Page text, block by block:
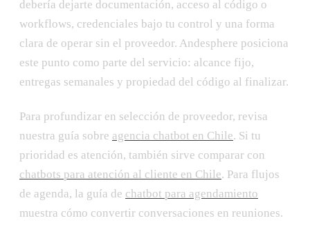
debería dejarte documentación, acceso al código o
workflows, credenciales bajo tu control y una forma
clara de operar sin el proveedor. Andesphere posiciona
este punto como parte del servicio: alcance fijo,
entregas semanales y propiedad del código al finalizar.
Para profundizar en selección de proveedor, revisa
nuestra guía sobre agencia chatbot en Chile. Si tu
prioridad es atención, también sirve comparar con
chatbots para atención al cliente en Chile. Para flujos
de agenda, la guía de chatbot para agendamiento
muestra cómo convertir conversaciones en reuniones.